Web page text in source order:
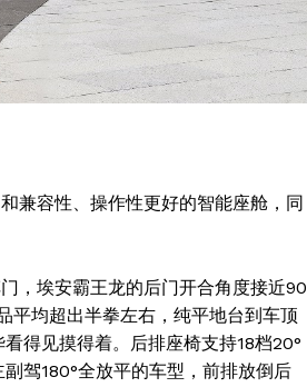
兼容性、操作性更好的智能座舱，同
，埃安霸王龙的后门开合角度接近90
平均超出半拳左右，纯平地台到车顶
得见摸得着。后排座椅支持18档20°
驾180°全放平的车型，前排放倒后